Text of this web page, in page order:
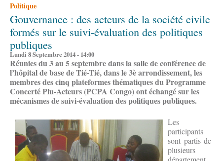
Politique
Gouvernance : des acteurs de la société civile
formés sur le suivi-évaluation des politiques
publiques
Lundi 8 Septembre 2014 - 14:00
Réunies du 3 au 5 septembre dans la salle de conférence de
l’hôpital de base de Tié-Tié, dans le 3è arrondissement, les
membres des cinq plateformes thématiques du Programme
Concerté Plu-Acteurs (PCPA Congo) ont échangé sur les
mécanismes de suivi-évaluation des politiques publiques.
Les
participants
sont partis de
plusieurs